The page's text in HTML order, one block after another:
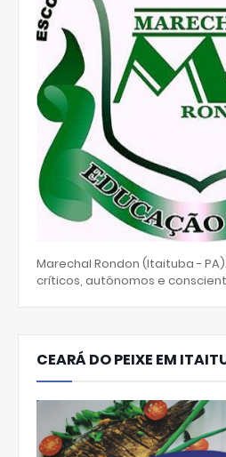
Marechal Rondon (Itaituba -
críticos, autônomos e
CEARÁ DO PEIXE EM